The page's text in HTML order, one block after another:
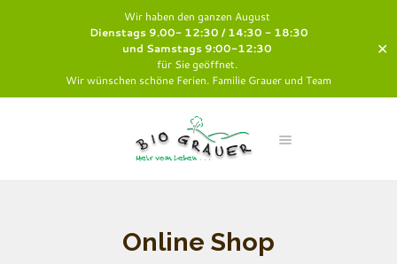
Wir haben den ganzen August
Dienstags 9.00- 12:30 / 14:30 - 18:30
und Samstags 9:00-12:30
für Sie geöffnet.
Wir wünschen schöne Ferien. Familie Grauer und Team
✕
Online Shop